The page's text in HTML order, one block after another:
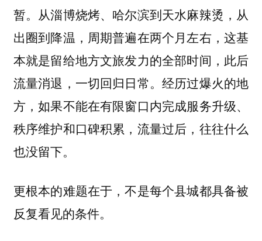
暂。从淄博烧烤、哈尔滨到天水麻辣烫，从
出圈到降温，周期普遍在两个月左右，这基
本就是留给地方文旅发力的全部时间，此后
流量消退，一切回归日常。经历过爆火的地
方，如果不能在有限窗口内完成服务升级、
秩序维护和口碑积累，流量过后，往往什么
也没留下。
更根本的难题在于，不是每个县城都具备被
反复看见的条件。